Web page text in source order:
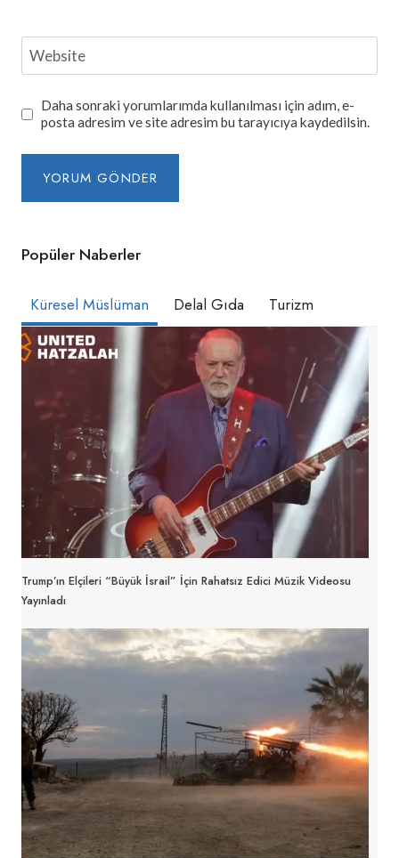
Website
Daha sonraki yorumlarımda kullanılması için adım, e-
posta adresim ve site adresim bu tarayıcıya kaydedilsin.
Popüler Naberler
Küresel Müslüman Delal Gıda Turizm
Trump’ın Elçileri “Büyük İsrail” İçin Rahatsız Edici Müzik Videosu
Yayınladı